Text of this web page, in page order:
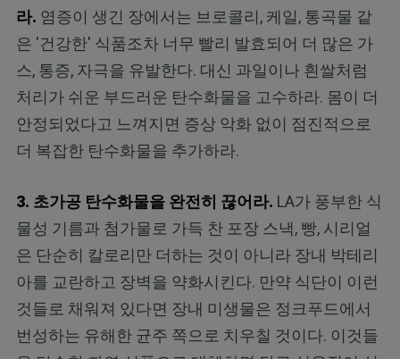
라. 염증이 생긴 장에서는 브로콜리, 케일, 통곡물 같
은 '건강한' 식품조차 너무 빨리 발효되어 더 많은 가
스, 통증, 자극을 유발한다. 대신 과일이나 흰쌀처럼
처리가 쉬운 부드러운 탄수화물을 고수하라. 몸이 더
안정되었다고 느껴지면 증상 악화 없이 점진적으로
더 복잡한 탄수화물을 추가하라.
3. 초가공 탄수화물을 완전히 끊어라. LA가 풍부한 식
물성 기름과 첨가물로 가득 찬 포장 스낵, 빵, 시리얼
은 단순히 칼로리만 더하는 것이 아니라 장내 박테리
아를 교란하고 장벽을 약화시킨다. 만약 식단이 이런
것들로 채워져 있다면 장내 미생물은 정크푸드에서
번성하는 유해한 균주 쪽으로 치우칠 것이다. 이것들